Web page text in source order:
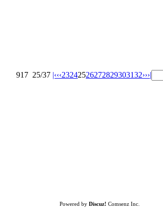
917 25/37 |‹‹‹23242526272829303132›››|
Powered by Discuz! Comsenz Inc.